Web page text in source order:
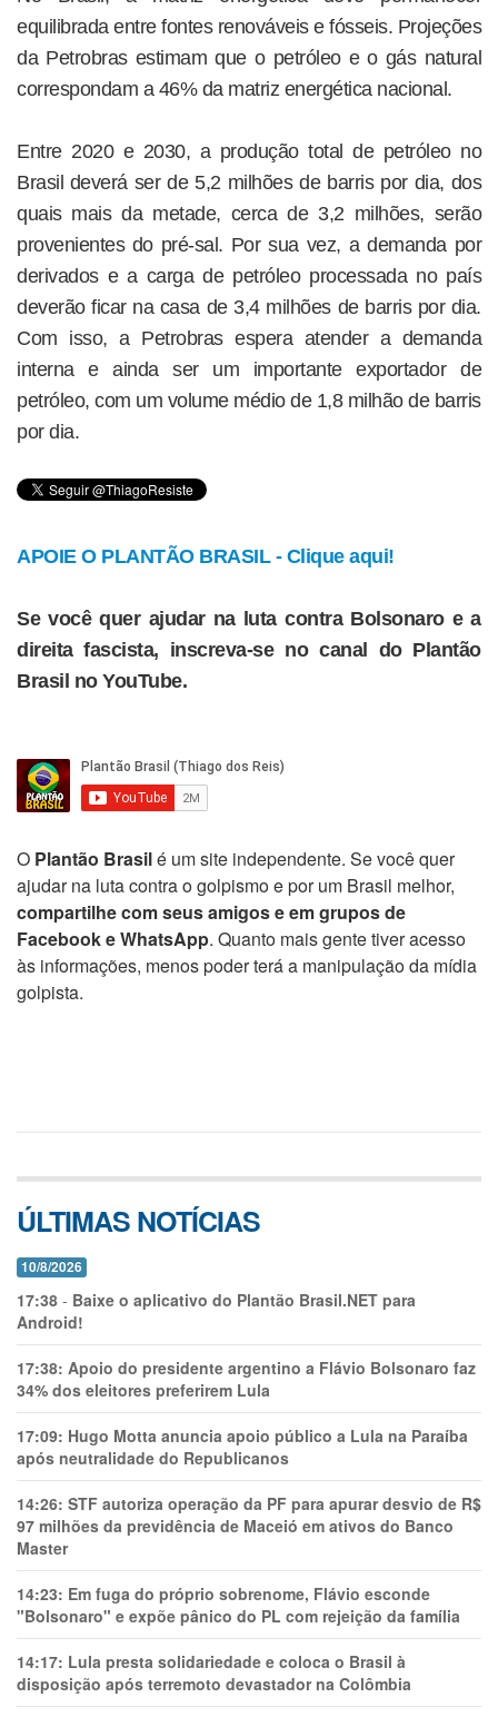
equilibrada entre fontes renováveis e fósseis. Projeções
da Petrobras estimam que o petróleo e o gás natural
correspondam a 46% da matriz energética nacional.
Entre 2020 e 2030, a produção total de petróleo no
Brasil deverá ser de 5,2 milhões de barris por dia, dos
quais mais da metade, cerca de 3,2 milhões, serão
provenientes do pré-sal. Por sua vez, a demanda por
derivados e a carga de petróleo processada no país
deverão ficar na casa de 3,4 milhões de barris por dia.
Com isso, a Petrobras espera atender a demanda
interna e ainda ser um importante exportador de
petróleo, com um volume médio de 1,8 milhão de barris
por dia.
APOIE O PLANTÃO BRASIL - Clique aqui!
Se você quer ajudar na luta contra Bolsonaro e a
direita fascista, inscreva-se no canal do Plantão
Brasil no YouTube.
O Plantão Brasilé um site independente. Se você quer
ajudar na luta contra o golpismo e por um Brasil melhor,
compartilhe com seus amigos e em grupos de
Facebook e WhatsApp. Quanto mais gente tiver acesso
às informações, menos poder terá a manipulação da mídia
golpista.
ÚLTIMAS NOTÍCIAS
10/8/2026
17:38 - Baixe o aplicativo do Plantão Brasil.NET para
Android!
17:38: Apoio do presidente argentino a Flávio Bolsonaro faz
34% dos eleitores preferirem Lula
17:09: Hugo Motta anuncia apoio público a Lula na Paraíba
após neutralidade do Republicanos
14:26: STF autoriza operação da PF para apurar desvio de R$
97 milhões da previdência de Maceió em ativos do Banco
Master
14:23: Em fuga do próprio sobrenome, Flávio esconde
"Bolsonaro" e expõe pânico do PL com rejeição da família
14:17: Lula presta solidariedade e coloca o Brasil à
disposição após terremoto devastador na Colômbia